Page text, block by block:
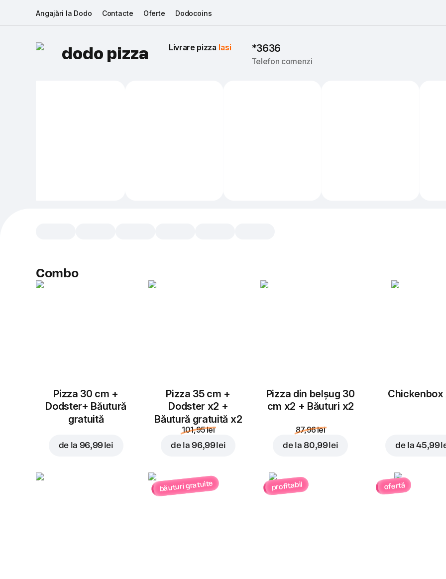
Angajări la Dodo Contacte Oferte Dodocoins
dodo pizza Livrare pizza Iasi *3636
Telefon comenzi
Hartie de
ambalat Dodo
Combo
Pizza 30 cm +
Dodster+ Băutură
gratuită
de la 96,99 lei
Pizza 35 cm +
Dodster x2 +
Băutură gratuită x2
101,95 lei
de la 96,99 lei
Pizza din belșug 30
cm x2 + Băuturi x2
87,96 lei
de la 80,99 lei
Chickenbox
de la45,99
băuturi gratuite profitabil ofertă